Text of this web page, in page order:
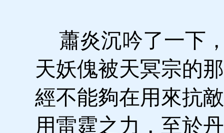
蕭炎沉吟了一下
天妖傀被天冥宗的
經不能夠在用來抗
用雷霆之力，至於